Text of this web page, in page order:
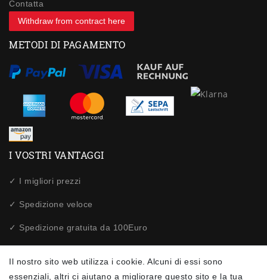
Contatta
Withdraw from contract here
METODI DI PAGAMENTO
I VOSTRI VANTAGGI
✓ I migliori prezzi
✓ Spedizione veloce
✓ Spedizione gratuita da 100Euro
✓ Protezione dei dati
Il nostro sito web utilizza i cookie. Alcuni di essi sono
essenziali, altri ci aiutano a migliorare questo sito e la tua